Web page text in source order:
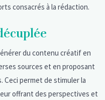
consacrés à la rédaction.
du contenu créatif en
sources et en proposant
Ceci permet de stimuler la
offrant des perspectives et